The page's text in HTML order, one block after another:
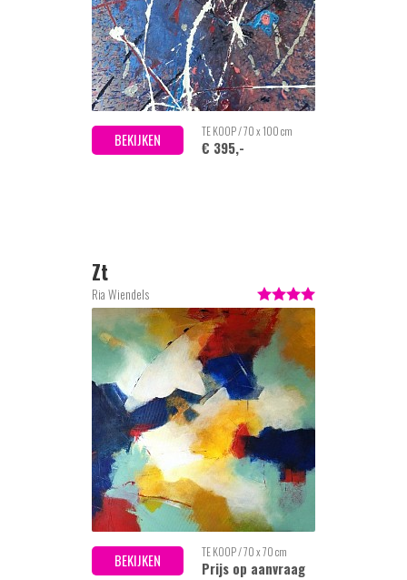
BEKIJKEN TE KOOP / 70 x 100 cm
€ 395,-
Zt
Ria Wiendels
BEKIJKEN TE KOOP / 70 x 70 cm
Prijs op aanvraag